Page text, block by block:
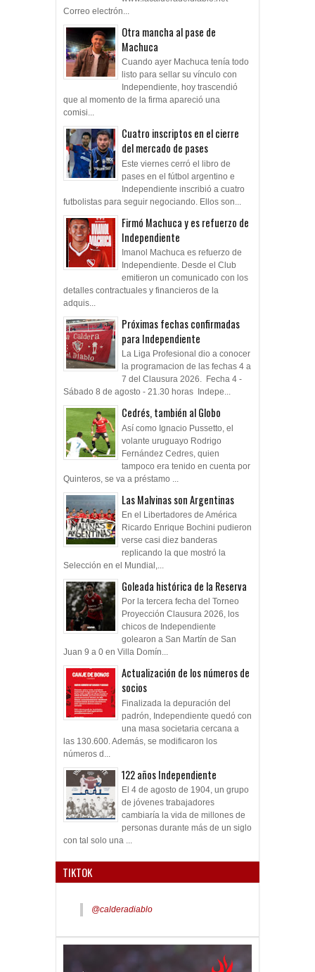
Correo electrón...
Otra mancha al pase de
Machuca
Cuando ayer Machuca tenía todo
listo para sellar su vínculo con
Independiente, hoy trascendió
que al momento de la firma apareció una
comisi...
Cuatro inscriptos en el cierre
del mercado de pases
Este viernes cerró el libro de
pases en el fútbol argentino e
Independiente inscribió a cuatro
futbolistas para seguir negociando. Ellos son...
Firmó Machuca y es refuerzo de
Independiente
Imanol Machuca es refuerzo de
Independiente. Desde el Club
emitieron un comunicado con los
detalles contractuales y financieros de la
adquis...
Próximas fechas confirmadas
para Independiente
La Liga Profesional dio a conocer
la programacion de las fechas 4 a
7 del Clausura 2026. Fecha 4 -
Sábado 8 de agosto - 21.30 horas Indepe...
Cedrés, también al Globo
Así como Ignacio Pussetto, el
volante uruguayo Rodrigo
Fernández Cedres, quien
tampoco era tenido en cuenta por
Quinteros, se va a préstamo ...
Las Malvinas son Argentinas
En el Libertadores de América
Ricardo Enrique Bochini pudieron
verse casi diez banderas
replicando la que mostró la
Selección en el Mundial,...
Goleada histórica de la Reserva
Por la tercera fecha del Torneo
Proyección Clausura 2026, los
chicos de Independiente
golearon a San Martín de San
Juan 9 a 0 en Villa Domín...
Actualización de los números de
socios
Finalizada la depuración del
padrón, Independiente quedó con
una masa societaria cercana a
las 130.600. Además, se modificaron los
números d...
122 años Independiente
El 4 de agosto de 1904, un grupo
de jóvenes trabajadores
cambiaría la vida de millones de
personas durante más de un siglo
con tal solo una ...
TIKTOK
@calderadiablo